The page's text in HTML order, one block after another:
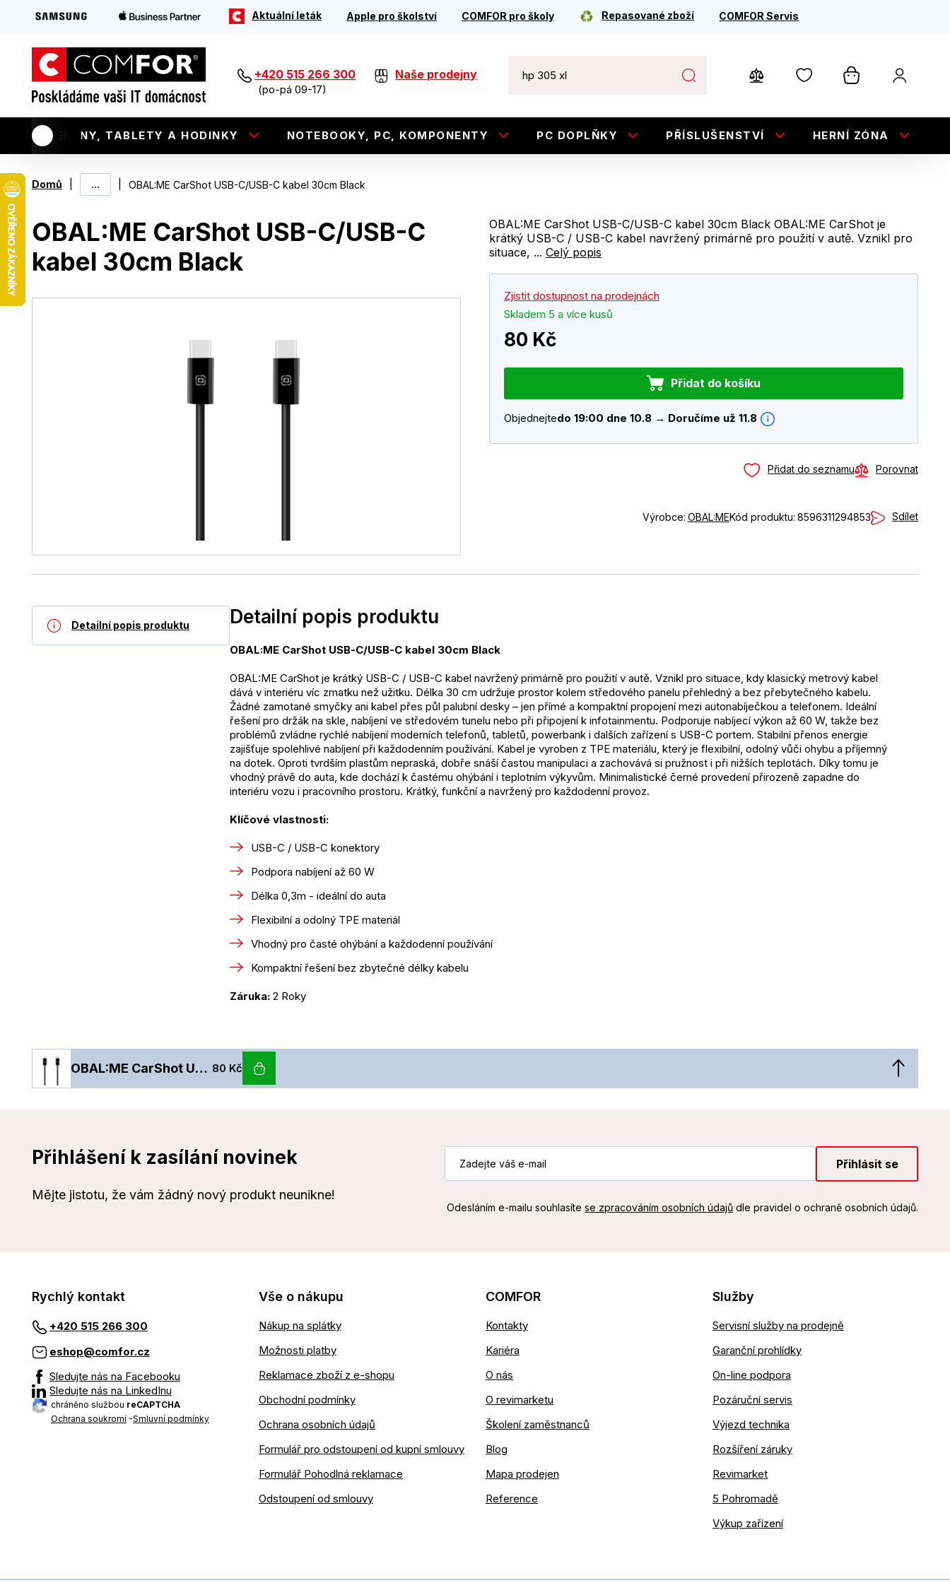
Aktuální leták Apple pro školství COMFOR pro školy Repasované zboží COMFOR Servis
+420 515 266 300
(po-pá 09-17)
Naše prodejny
TELEFONY, TABLETY A HODINKY NOTEBOOKY, PC, KOMPONENTY PC DOPLŇKY PŘÍSLUŠENSTVÍ HERNÍ ZÓNA
Domů ... OBAL:ME CarShot USB-C/USB-C kabel 30cm Black
OBAL:ME CarShot USB-C/USB-C
kabel 30cm Black
OBAL:ME CarShot USB-C/USB-C kabel 30cm Black OBAL:ME CarShot je
krátký USB-C / USB-C kabel navržený primárně pro použití v autě. Vznikl pro
situace, ... Celý popis
Zjistit dostupnost na prodejnách
Skladem 5 a více kusů
80 Kč
Přidat do košíku
Objednejtedo 19:00 dne 10.8 → Doručíme už 11.8
Přidat do seznamu Porovnat
Výrobce: OBAL:MEKód produktu: 8596311294853 Sdílet
Detailní popis produktu Detailní popis produktu
OBAL:ME CarShot USB-C/USB-C kabel 30cm Black
OBAL:ME CarShot je krátký USB-C / USB-C kabel navržený primárně pro použití v autě. Vznikl pro situace, kdy klasický metrový kabel
dává v interiéru víc zmatku než užitku. Délka 30 cm udržuje prostor kolem středového panelu přehledný a bez přebytečného kabelu.
Žádné zamotané smyčky ani kabel přes půl palubní desky – jen přímé a kompaktní propojení mezi autonabíječkou a telefonem. Ideální
řešení pro držák na skle, nabíjení ve středovém tunelu nebo při připojení k infotainmentu. Podporuje nabíjecí výkon až 60 W, takže bez
problémů zvládne rychlé nabíjení moderních telefonů, tabletů, powerbank i dalších zařízení s USB-C portem. Stabilní přenos energie
zajišťuje spolehlivé nabíjení při každodenním používání. Kabel je vyroben z TPE materiálu, který je flexibilní, odolný vůči ohybu a příjemný
na dotek. Oproti tvrdším plastům nepraská, dobře snáší častou manipulaci a zachovává si pružnost i při nižších teplotách. Díky tomu je
vhodný právě do auta, kde dochází k častému ohýbání i teplotním výkyvům. Minimalistické černé provedení přirozeně zapadne do
interiéru vozu i pracovního prostoru. Krátký, funkční a navržený pro každodenní provoz.
Klíčové vlastnosti:
USB-C / USB-C konektory
Podpora nabíjení až 60 W
Délka 0,3m - ideální do auta
Flexibilní a odolný TPE materiál
Vhodný pro časté ohýbání a každodenní používání
Kompaktní řešení bez zbytečné délky kabelu
Záruka: 2 Roky
OBAL:ME CarShot USB-C/USB-C kabel 30cm Black 80 Kč
Přihlášení k zasílání novinek
Mějte jistotu, že vám žádný nový produkt neunikne!
Přihlásit se
Odesláním e-mailu souhlasíte se zpracováním osobních údajůdle pravidel o ochraně osobních údajů.
Rychlý kontakt
+420 515 266 300
eshop@comfor.cz
Sledujte nás na Facebooku
Sledujte nás na LinkedInu
chráněno službou reCAPTCHA
Ochrana soukromí -Smluvní podmínky
Vše o nákupu
Nákup na splátky
Možnosti platby
Reklamace zboží z e-shopu
Obchodní podmínky
Ochrana osobních údajů
Formulář pro odstoupení od kupní smlouvy
Formulář Pohodlná reklamace
Odstoupení od smlouvy
COMFOR
Kontakty
Kariéra
O nás
O revimarketu
Školení zaměstnanců
Blog
Mapa prodejen
Reference
Služby
Servisní služby na prodejně
Garanční prohlídky
On-line podpora
Pozáruční servis
Výjezd technika
Rozšíření záruky
Revimarket
5 Pohromadě
Výkup zařízení